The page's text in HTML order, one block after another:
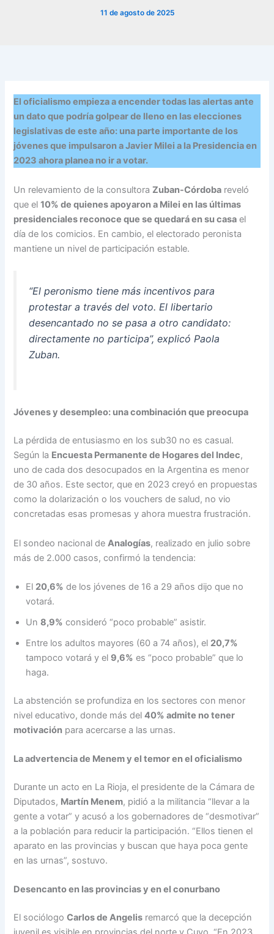
11 de agosto de 2025
El oficialismo empieza a encender todas las alertas ante
un dato que podría golpear de lleno en las elecciones
legislativas de este año: una parte importante de los
jóvenes que impulsaron a Javier Milei a la Presidencia en
2023 ahora planea no ir a votar.
Un relevamiento de la consultoraZuban-Córdoba reveló
que el10% de quienes apoyaron a Milei en las últimas
presidenciales reconoce que se quedará en su casa el
día de los comicios. En cambio, el electorado peronista
mantiene un nivel de participación estable.
“El peronismo tiene más incentivos para
protestar a través del voto. El libertario
desencantado no se pasa a otro candidato:
directamente no participa”, explicó Paola
Zuban.
Jóvenes y desempleo: una combinación que preocupa
La pérdida de entusiasmo en los sub30 no es casual.
Según la Encuesta Permanente de Hogares del Indec,
uno de cada dos desocupados en la Argentina es menor
de 30 años. Este sector, que en 2023 creyó en propuestas
como la dolarización o los vouchers de salud, no vio
concretadas esas promesas y ahora muestra frustración.
El sondeo nacional deAnalogías, realizado en julio sobre
más de 2.000 casos, confirmó la tendencia:
El 20,6% de los jóvenes de 16 a 29 años dijo que no
votará.
Un8,9% consideró “poco probable” asistir.
Entre los adultos mayores (60 a 74 años), el 20,7%
tampoco votará y el 9,6% es “poco probable” que lo
haga.
La abstención se profundiza en los sectores con menor
nivel educativo, donde más del40% admite no tener
motivación para acercarse a las urnas.
La advertencia de Menem y el temor en el oficialismo
Durante un acto en La Rioja, el presidente de la Cámara de
Diputados, Martín Menem, pidió a la militancia “llevar a la
gente a votar” y acusó a los gobernadores de “desmotivar”
a la población para reducir la participación. “Ellos tienen el
aparato en las provincias y buscan que haya poca gente
en las urnas”, sostuvo.
Desencanto en las provincias y en el conurbano
El sociólogoCarlos de Angelis remarcó que la decepción